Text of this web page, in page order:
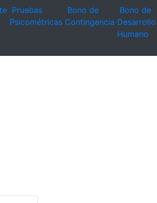
Pruebas
Psicométricas
Bono de
Contingencia
Bono de
Desarrollo
Humano